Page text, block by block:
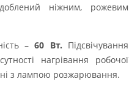
ніжним, рожевим
–60 Вт. Підсвічування
нагрівання робочої
з лампою розжарювання.